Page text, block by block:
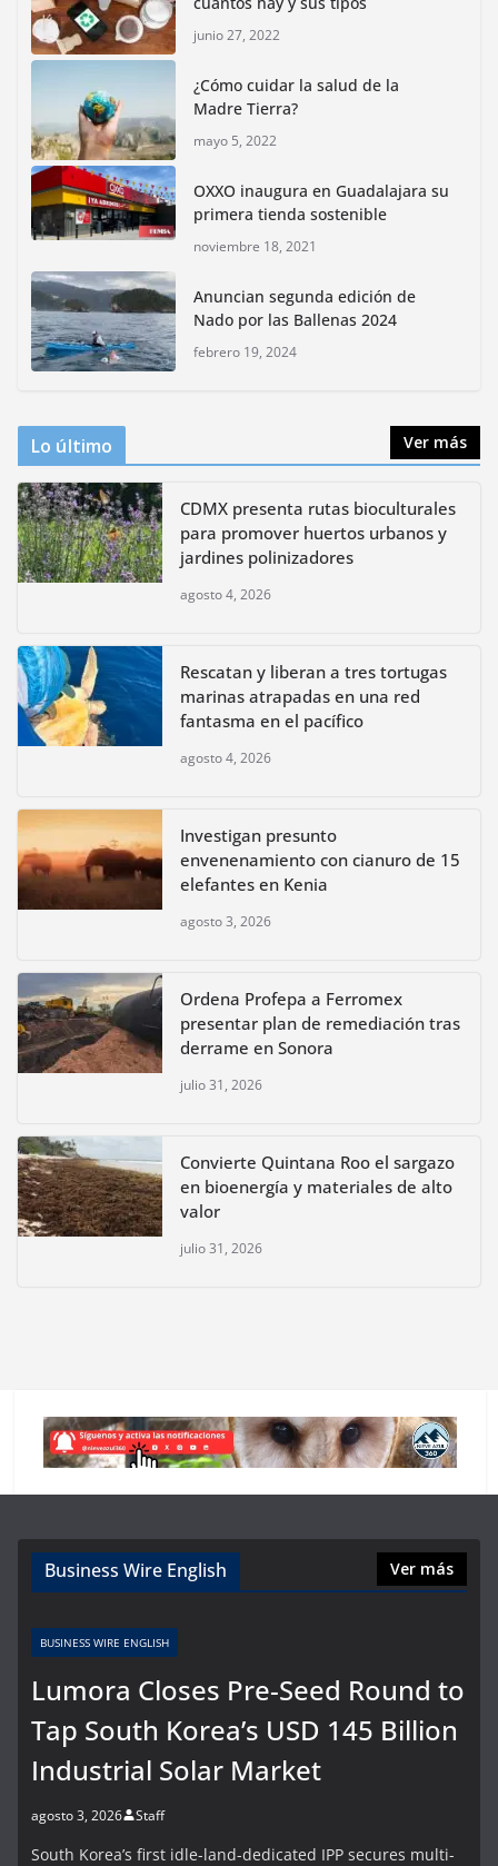
Inauguran nuevo Embarcadero Cuemanco para
reactivar la zona lacustre de Xochimilco
junio 4, 2026
Rompe CDMX récords Reto Naturalista Urbano 2026 y
lidera la biodiversidad nacional
mayo 18, 2026
bioculturales para promover
huertos urbanos y jardines
polinizadores
junio 27, 2022
¿Cómo cuidar la salud de la
Madre Tierra?
mayo 5, 2022
OXXO inaugura en Guadalajara su
primera tienda sostenible
noviembre 18, 2021
Anuncian segunda edición de
Nado por las Ballenas 2024
febrero 19, 2024
Lo último Ver más
CDMX presenta rutas bioculturales
para promover huertos urbanos y
jardines polinizadores
agosto 4, 2026
Rescatan y liberan a tres tortugas
marinas atrapadas en una red
fantasma en el pacífico
agosto 4, 2026
Investigan presunto
envenenamiento con cianuro de 15
elefantes en Kenia
agosto 3, 2026
Ordena Profepa a Ferromex
presentar plan de remediación tras
derrame en Sonora
julio 31, 2026
Convierte Quintana Roo el sargazo
en bioenergía y materiales de alto
valor
julio 31, 2026
Business Wire English Ver más
BUSINESS WIRE ENGLISH
Lumora Closes Pre-Seed Round to
Tap South Korea’s USD 145 Billion
Industrial Solar Market
agosto 3, 2026 Staff
South Korea’s first idle-land-dedicated IPP secures multi-